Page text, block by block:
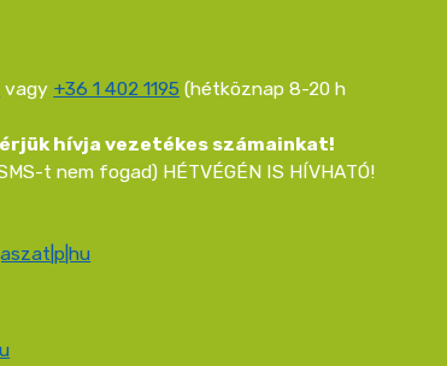
vagy +36 1 402 1195 (hétköznap 8-20 h
hívja vezetékes számainkat!
t nem fogad) HÉTVÉGÉN IS HÍVHATÓ!